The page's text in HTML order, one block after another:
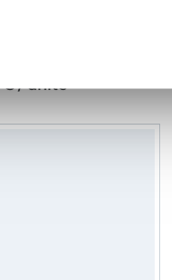
€ / unité